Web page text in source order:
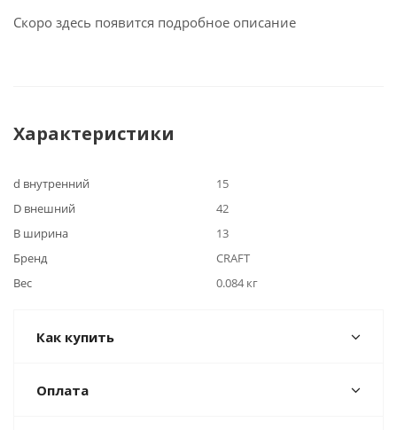
Скоро здесь появится подробное описание
Характеристики
d внутренний
15
D внешний
42
B ширина
13
Бренд
CRAFT
Вес
0.084 кг
Как купить
Оплата